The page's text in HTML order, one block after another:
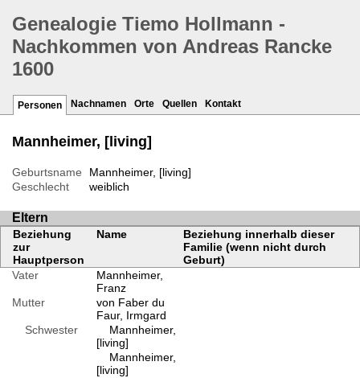
Genealogie Tiemo Hollmann -
Nachkommen von Andreas Rancke
1600
Personen Nachnamen Orte Quellen Kontakt
Mannheimer, [living]
Geburtsname
Mannheimer, [living]
Geschlecht
weiblich
Eltern
Beziehung
zur
Hauptperson
Name
Beziehung innerhalb dieser
Familie (wenn nicht durch
Geburt)
Vater
Mannheimer,
Franz
Mutter
von Faber du
Faur, Irmgard
Schwester
Mannheimer,
[living]
Mannheimer,
[living]